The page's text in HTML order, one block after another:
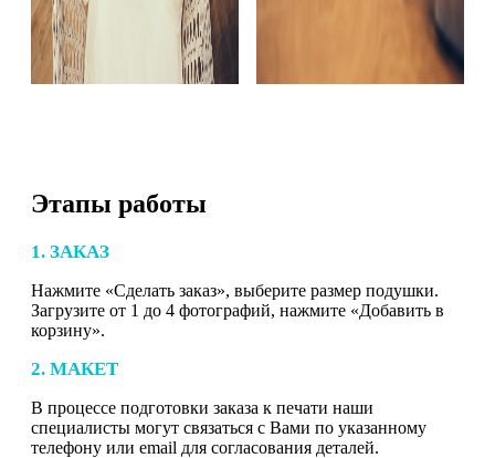
Этапы работы
1. ЗАКАЗ
Нажмите «Сделать заказ», выберите размер подушки.
Загрузите от 1 до 4 фотографий, нажмите «Добавить в
корзину».
2. МАКЕТ
В процессе подготовки заказа к печати наши
специалисты могут связаться с Вами по указанному
телефону или email для согласования деталей.